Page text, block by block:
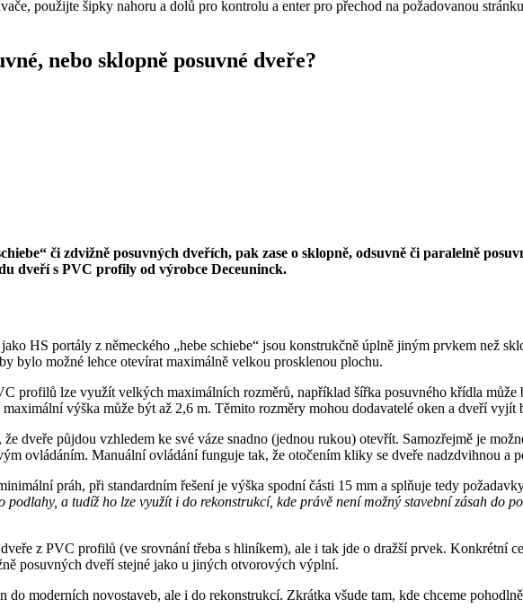
použijte šipky nahoru a dolů pro kontrolu a enter pro přechod na požadovanou
nebo sklopně posuvné dveře?
či zdvižně posuvných dveřích, pak zase o sklopně, odsuvně či paralelně
dveří s PVC profily od výrobce Deceuninck.
HS portály z německého „hebe schiebe“ jsou konstrukčně úplně jiným prvkem než
bylo možné lehce otevírat maximálně velkou prosklenou plochu.
profilů lze využít velkých maximálních rozměrů, například šířka posuvného křídla
výška může být až 2,6 m. Těmito rozměry mohou dodavatelé oken a dveří vyjít
dveře půjdou vzhledem ke své váze snadno (jednou rukou) otevřít. Samozřejmě je
ovládáním. Manuální ovládání funguje tak, že otočením kliky se dveře nadzdvihnou a
práh, při standardním řešení je výška spodní části 15 mm a splňuje tedy
a tudíž ho lze využít i do rekonstrukcí, kde právě není možný stavební zásah do
z PVC profilů (ve srovnání třeba s hliníkem), ale i tak jde o dražší prvek. Konkrétní
posuvných dveří stejné jako u jiných otvorových výplní.
do moderních novostaveb, ale i do rekonstrukcí. Zkrátka všude tam, kde chceme